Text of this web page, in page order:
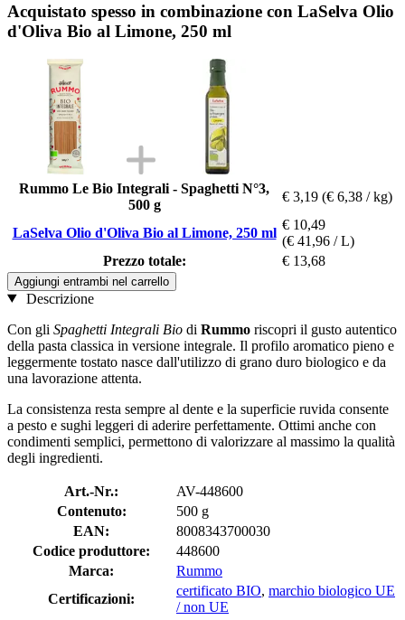
Acquistato spesso in combinazione con LaSelva Olio
d'Oliva Bio al Limone, 250 ml
Rummo Le Bio Integrali - Spaghetti N°3,
500 g
€ 3,19 (€ 6,38 / kg)
LaSelva Olio d'Oliva Bio al Limone, 250 ml
€ 10,49
(€ 41,96 / L)
Prezzo totale:
€ 13,68
Aggiungi entrambi nel carrello
Descrizione
Con gli Spaghetti Integrali Bio di Rummo riscopri il gusto autentico
della pasta classica in versione integrale. Il profilo aromatico pieno e
leggermente tostato nasce dall'utilizzo di grano duro biologico e da
una lavorazione attenta.
La consistenza resta sempre al dente e la superficie ruvida consente
a pesto e sughi leggeri di aderire perfettamente. Ottimi anche con
condimenti semplici, permettono di valorizzare al massimo la qualità
degli ingredienti.
Art.-Nr.:
AV-448600
Contenuto:
500 g
EAN:
8008343700030
Codice produttore:
448600
Marca:
Rummo
Certificazioni:
certificato BIO, marchio biologico UE
/ non UE